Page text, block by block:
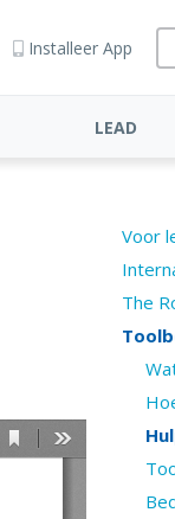
Installeer App
LEAD
Voor
The